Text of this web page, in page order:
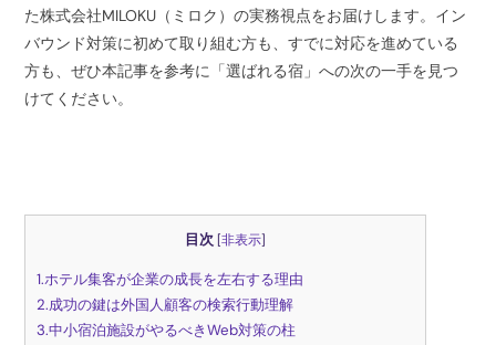
た株式会社MILOKU（ミロク）の実務視点をお届けします。イン
バウンド対策に初めて取り組む方も、すでに対応を進めている
方も、ぜひ本記事を参考に「選ばれる宿」への次の一手を見つ
けてください。
目次 [非表示]
1.ホテル集客が企業の成長を左右する理由
2.成功の鍵は外国人顧客の検索行動理解
3.中小宿泊施設がやるべきWeb対策の柱